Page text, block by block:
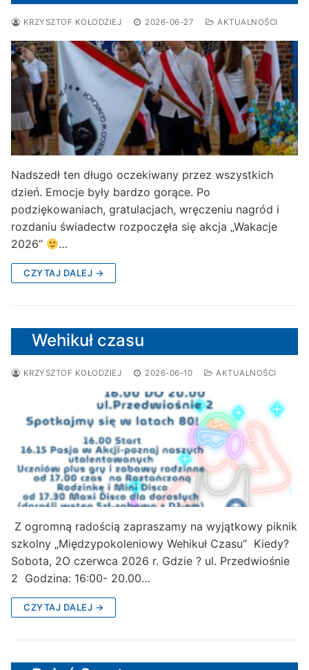
KRZYSZTOF KOŁODZIEJ 2026-06-27 AKTUALNOŚCI
Nadszedł ten długo oczekiwany przez wszystkich
dzień. Emocje były bardzo gorące. Po
podziękowaniach, gratulacjach, wręczeniu nagród i
rozdaniu świadectw rozpoczęła się akcja „Wakacje
2026”
…
CZYTAJ DALEJ →
Wehikuł czasu
KRZYSZTOF KOŁODZIEJ 2026-06-10 AKTUALNOŚCI
Z ogromną radością zapraszamy na wyjątkowy piknik
szkolny „Międzypokoleniowy Wehikuł Czasu” Kiedy?
Sobota, 2O czerwca 2026 r. Gdzie ? ul. Przedwiośnie
2 Godzina: 16:00- 20.00…
CZYTAJ DALEJ →